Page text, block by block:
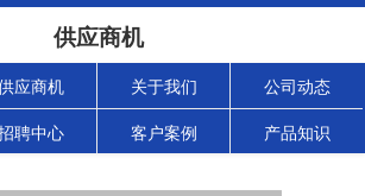
供应商机
应商机 关于我们 公司动态
聘中心 客户案例 产品知识